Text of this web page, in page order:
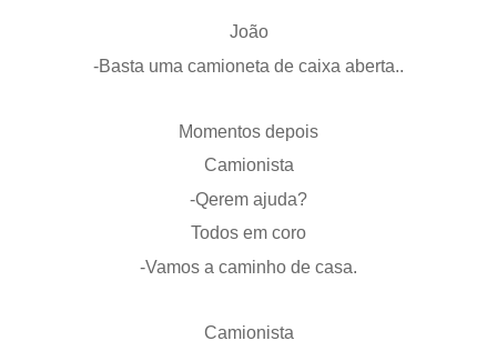
João
-Basta uma camioneta de caixa aberta..
Momentos depois
Camionista
-Qerem ajuda?
Todos em coro
-Vamos a caminho de casa.
Camionista